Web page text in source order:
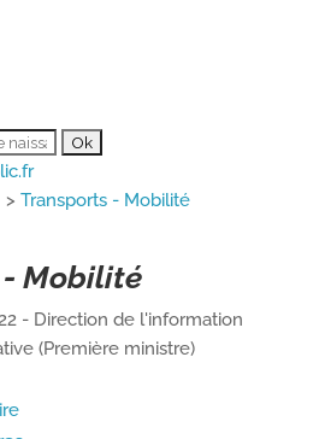
> Transports - Mobilité
Mobilité
- Direction de l'information
(Première ministre)